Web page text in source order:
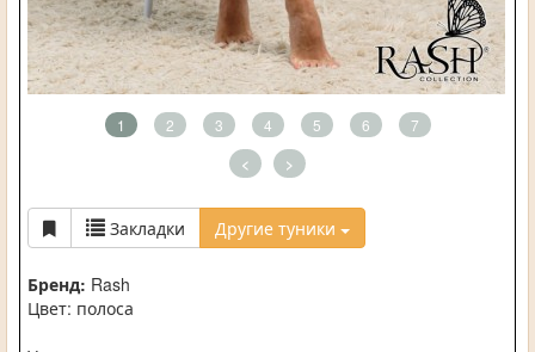
1 2 3 4 5 6 7
< >
Закладки Другие туники
Бренд: Rash
Цвет: полоса